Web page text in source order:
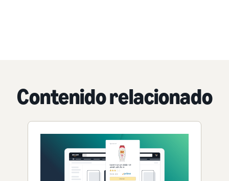
Contenido relacionado